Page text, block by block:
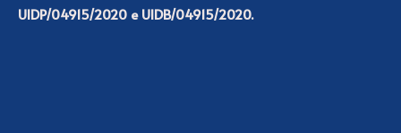
UIDP/04915/2020 e UIDB/04915/2020.